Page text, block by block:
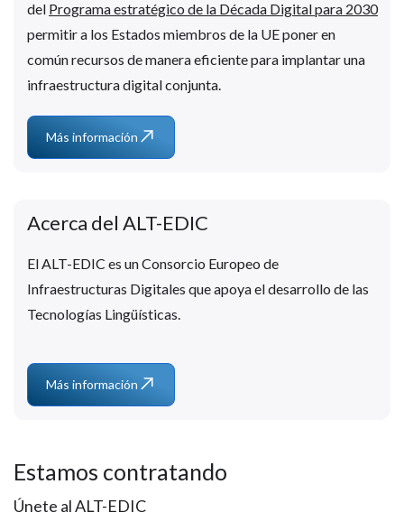
del Programa estratégico de la Década Digital para 2030
permitir a los Estados miembros de la UE poner en
común recursos de manera eficiente para implantar una
infraestructura digital conjunta.
Más información
Acerca del ALT-EDIC
El ALT-EDIC es un Consorcio Europeo de
Infraestructuras Digitales que apoya el desarrollo de las
Tecnologías Lingüísticas.
Más información
Estamos contratando
Únete al ALT-EDIC